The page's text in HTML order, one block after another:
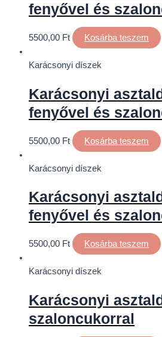
fenyővel és
5500,00 Ft Kosárba teszem
Karácsonyi díszek
Karácsonyi
fenyővel és
5500,00 Ft Kosárba teszem
Karácsonyi díszek
Karácsonyi
fenyővel és
5500,00 Ft Kosárba teszem
Karácsonyi díszek
Karácsonyi
szaloncukorral